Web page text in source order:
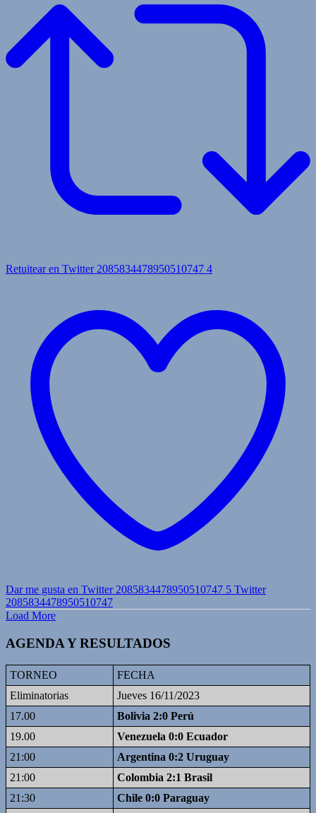
Retuitear en Twitter 2085834478950510747 4
Dar me gusta en Twitter 2085834478950510747 5 Twitter
2085834478950510747
Load More
AGENDA Y RESULTADOS
TORNEO
FECHA
Eliminatorias
Jueves 16/11/2023
17.00
Bolivia 2:0 Perú
19.00
Venezuela 0:0 Ecuador
21:00
Argentina 0:2 Uruguay
21:00
Colombia 2:1 Brasil
21:30
Chile 0:0 Paraguay